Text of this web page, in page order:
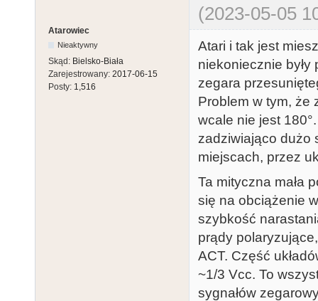
(2023-05-05
Atarowiec
Nieaktywny
Skąd: Bielsko-Biała
Zarejestrowany: 2017-06-15
Posty: 1,516
Atari i tak jest
niekoniecznie
zegara
Problem w tym, że
wcale nie jest
zadziwiająco dużo
miejscach, przez
Ta mityczna mała
się na obciążenie
szybkość
prądy
ACT. Część
~1/3 Vcc. To
sygnałów